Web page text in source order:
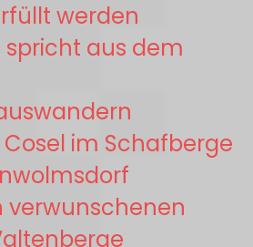
werden
spricht aus dem
Cosel im Schafberge
verwunschenen